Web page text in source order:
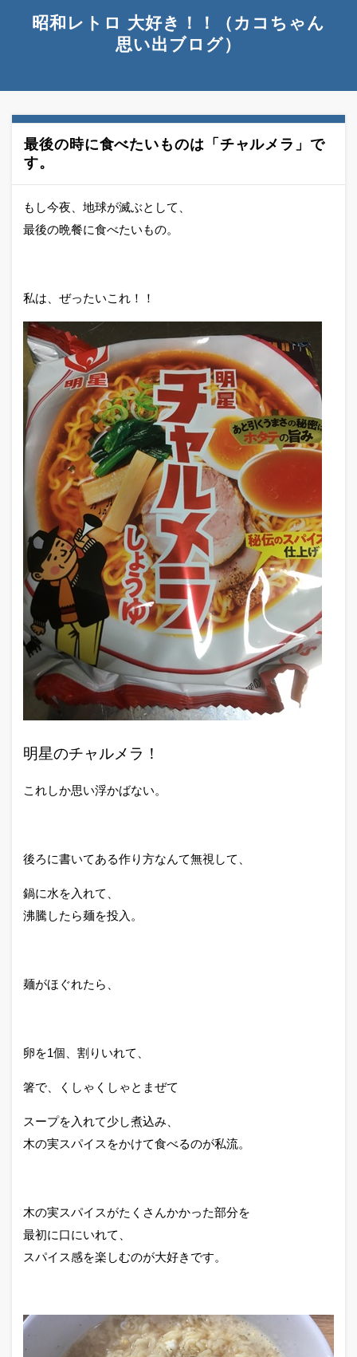
昭和レトロ 大好き！！（カコちゃん
思い出ブログ）
最後の時に食べたいものは「チャルメラ」で
す。
もし今夜、地球が滅ぶとして、
最後の晩餐に食べたいもの。
私は、ぜったいこれ！！
明星のチャルメラ！
これしか思い浮かばない。
後ろに書いてある作り方なんて無視して、
鍋に水を入れて、
沸騰したら麺を投入。
麺がほぐれたら、
卵を1個、割りいれて、
箸で、くしゃくしゃとまぜて
スープを入れて少し煮込み、
木の実スパイスをかけて食べるのが私流。
木の実スパイスがたくさんかかった部分を
最初に口にいれて、
スパイス感を楽しむのが大好きです。